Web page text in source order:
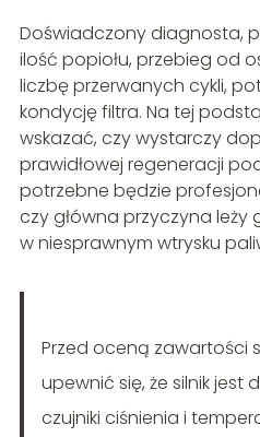
Doświadczony diagnosta,
ilość popiołu, przebieg od
liczbę przerwanych cykli,
kondycję filtra. Na tej
wskazać, czy wystarczy
prawidłowej regeneracji
potrzebne będzie
czy główna przyczyna leży
w niesprawnym wtrysku
Przed oceną zawartości
upewnić się, że silnik jest
czujniki ciśnienia i